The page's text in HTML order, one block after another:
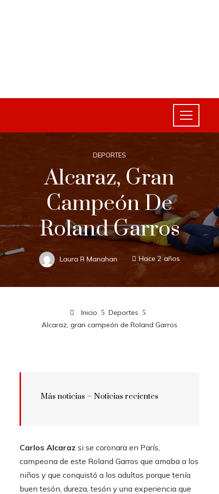
DEPORTES
Alcaraz, Gran
Campeón De
Roland Garros
Laura R Manahan Hace 2 años
Inicio
Deportes
Alcaraz, gran campeón de Roland Garros
Más noticias – Noticias recientes
Carlos Alcaraz si se coronara en París,
campeona de este Roland Garros que amaba a los
niños y que conquistó a los adultos porque tenía
buen tesón, dureza, tesón y una experiencia que